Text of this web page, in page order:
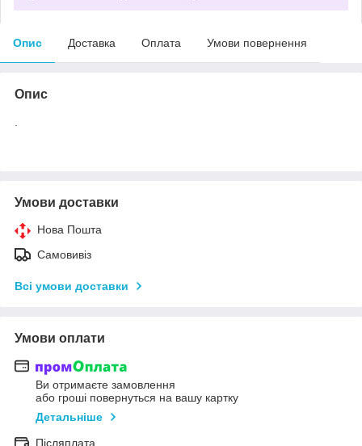
Опис Доставка Оплата Умови повернення
Опис
Умови доставки
Нова Пошта
Самовивіз
Всі умови доставки
Умови оплати
Ви отримаєте замовлення
або гроші повернуться на вашу картку
Детальніше
Післяплата